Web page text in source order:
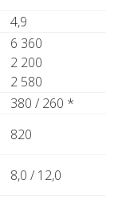
4,9
6 360
2 200
2 580
380 / 260 *
820
8,0 / 12,0